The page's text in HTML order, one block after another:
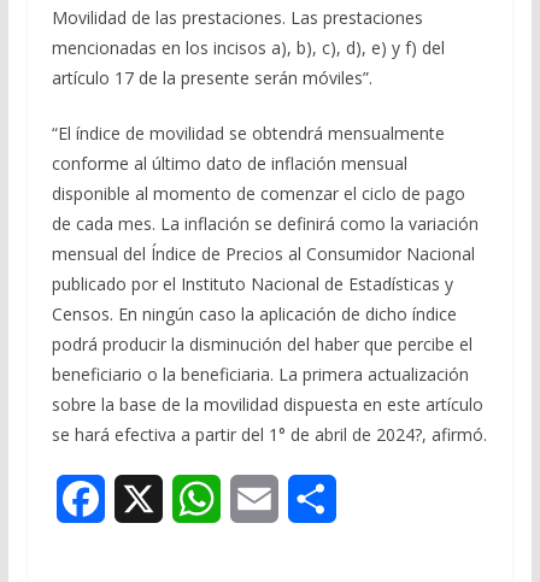
Movilidad de las prestaciones. Las prestaciones
mencionadas en los incisos a), b), c), d), e) y f) del
artículo 17 de la presente serán móviles”.
“El índice de movilidad se obtendrá mensualmente
conforme al último dato de inflación mensual
disponible al momento de comenzar el ciclo de pago
de cada mes. La inflación se definirá como la variación
mensual del Índice de Precios al Consumidor Nacional
publicado por el Instituto Nacional de Estadísticas y
Censos. En ningún caso la aplicación de dicho índice
podrá producir la disminución del haber que percibe el
beneficiario o la beneficiaria. La primera actualización
sobre la base de la movilidad dispuesta en este artículo
se hará efectiva a partir del 1° de abril de 2024?, afirmó.
W